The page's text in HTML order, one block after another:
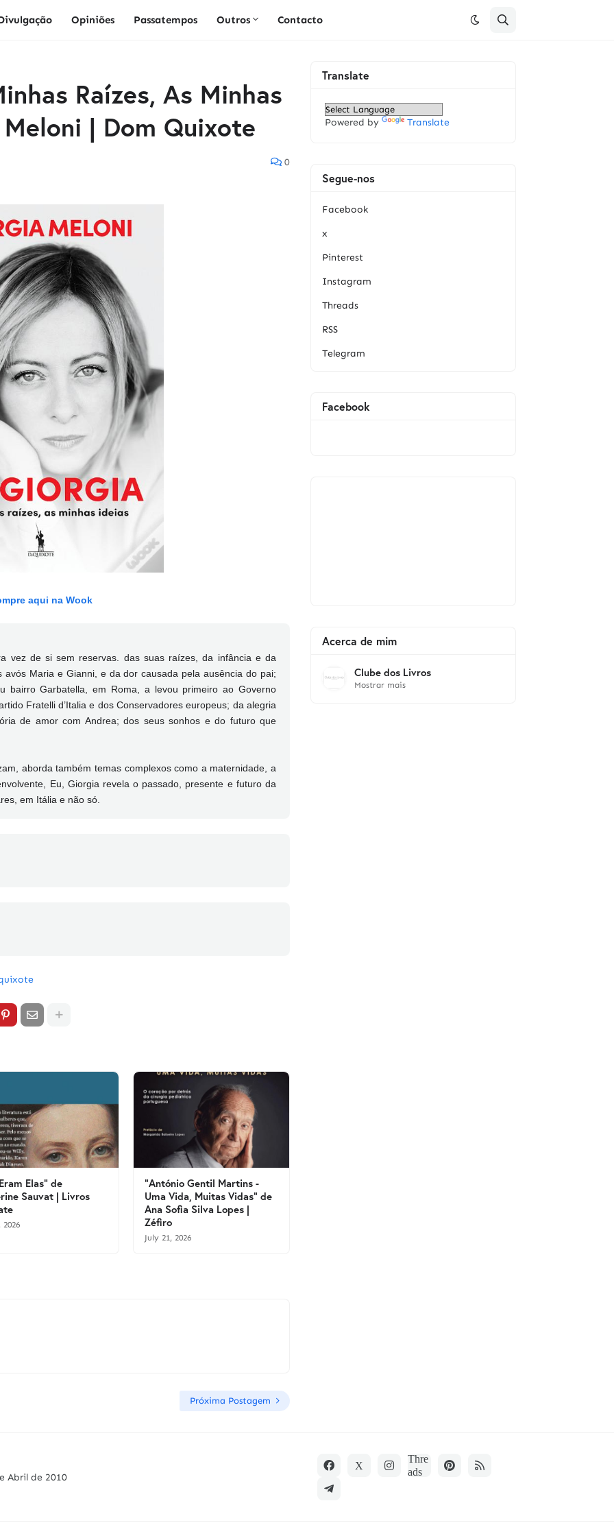
Opiniões Passatempos Outros Contacto
Raízes, As Minhas
| Dom Quixote
0
aqui na Wook
vez de si sem reservas. das suas raízes, da infância e da
Maria e Gianni, e da dor causada pela ausência do pai;
bairro Garbatella, em Roma, a levou primeiro ao Governo
Fratelli d’Italia e dos Conservadores europeus; da alegria
de amor com Andrea; dos seus sonhos e do futuro que
aborda também temas complexos como a maternidade, a
Eu, Giorgia revela o passado, presente e futuro da
em Itália e não só.
Elas" de
Sauvat | Livros
2026
"António Gentil Martins -
Uma Vida, Muitas Vidas" de
Ana Sofia Silva Lopes |
Zéfiro
July 21, 2026
Próxima Postagem
Translate
Powered by Translate
Segue-nos
Facebook
x
Pinterest
Instagram
Threads
RSS
Telegram
Facebook
Acerca de mim
Clube dos Livros
Mostrar mais
Abril de 2010